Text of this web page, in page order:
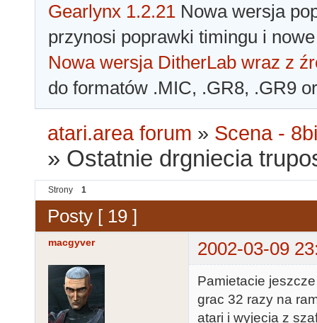
Gearlynx 1.2.21 Nowa wersja
przynosi poprawki timingu i
Nowa wersja DitherLab wraz z
do formatów .MIC, .GR8, .GR9
atari.area forum » Scena -
» Ostatnie drgniecia
Strony 1
Posty [ 19 ]
macgyver 2002-03-09
Pamietacie
grac 32 razy na
atari i wyjecia z